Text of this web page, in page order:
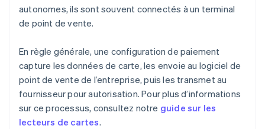
autonomes, ils sont souvent connectés à un terminal
de point de vente.
En règle générale, une configuration de paiement
capture les données de carte, les envoie au logiciel de
point de vente de l’entreprise, puis les transmet au
fournisseur pour autorisation. Pour plus d’informations
sur ce processus, consultez notre guide sur les
lecteurs de cartes.